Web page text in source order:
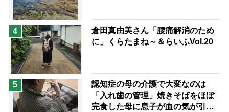
4
倉田真由美さん「腰痛解消のため
に」くらたまね～＆らいふVol.20
5
認知症の母の介護で大変なのは
「入れ歯の管理」焼きそばをほぼ
完食した母に息子が血の気が引い